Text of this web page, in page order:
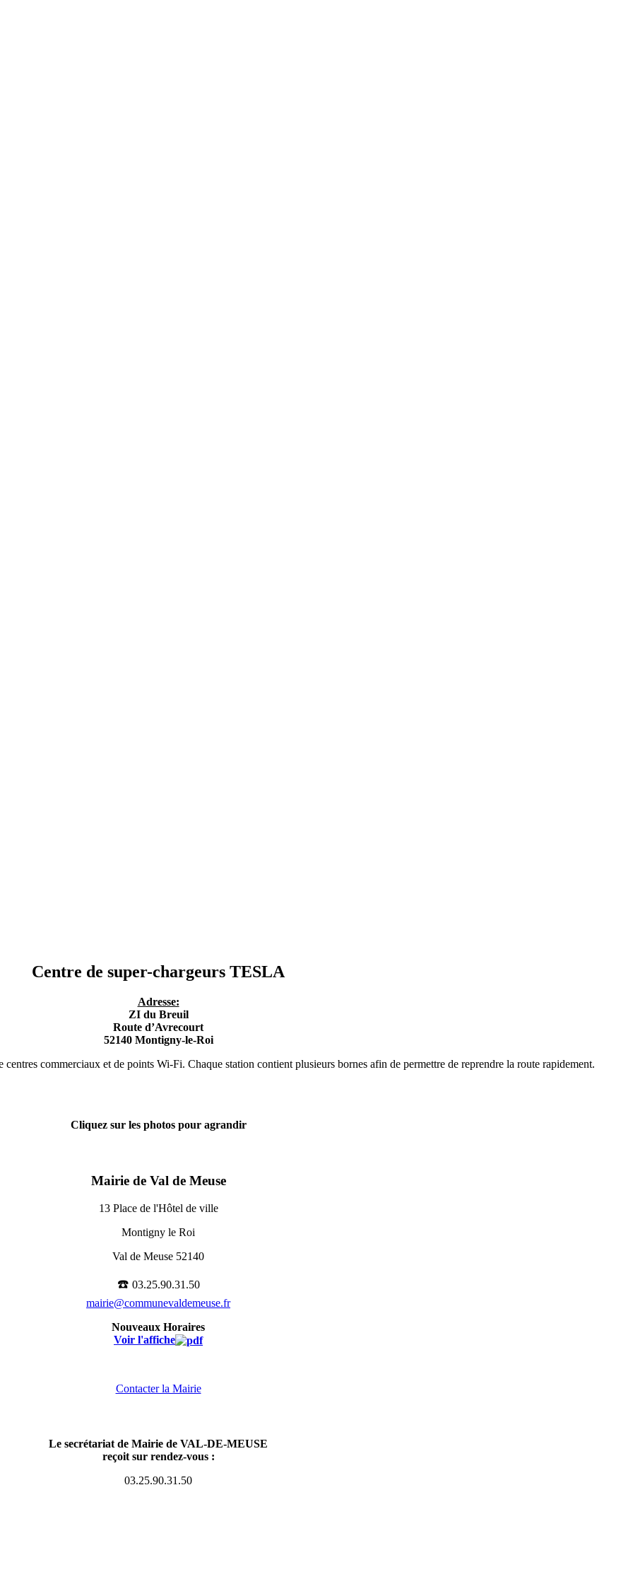
Centre de super-chargeurs TESLA
Adresse:
ZI du Breuil
Route d’Avrecourt
52140 Montigny-le-Roi
commerciaux et de points Wi-Fi. Chaque station contient plusieurs bornes afin de permettre de reprendre la route rapidement.
Cliquez sur les photos pour agrandir
Mairie de Val de Meuse
13 Place de l'Hôtel de ville
Montigny le Roi
Val de Meuse 52140
☎️ 03.25.90.31.50
mairie@communevaldemeuse.fr
Nouveaux Horaires
Voir l'affiche
Contacter la Mairie
Le secrétariat de Mairie de VAL-DE-MEUSE
reçoit sur rendez-vous :
03.25.90.31.50